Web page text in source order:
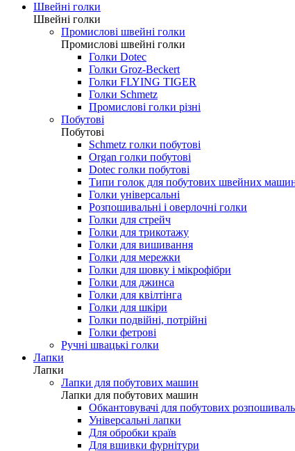
Швейні голки
Швейні голки
Промислові швейні голки
Промислові швейні голки
Голки Dotec
Голки Groz-Beckert
Голки FLYING TIGER
Голки Schmetz
Промислові голки різні
Побутові
Побутові
Schmetz голки побутові
Organ голки побутові
Dotec голки побутові
Типи голок для побутових швейних
Голки універсальні
Розпошивальні і оверлочні голки
Голки для стрейч
Голки для трикотажу
Голки для вишивання
Голки для мережки
Голки для шовку і мікрофібри
Голки для джинса
Голки для квілтінга
Голки для шкіри
Голки подвійні, потрійні
Голки фетрові
Ручні швацькі голки
Лапки
Лапки
Лапки для побутових машин
Лапки для побутових машин
Обкантовувачі для побутових
Універсальні лапки
Для обробки країв
Для вшивки фурнітури